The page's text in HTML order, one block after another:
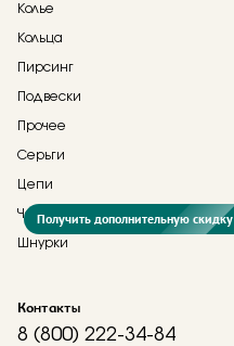
Колье
Кольца
Пирсинг
Подвески
Прочее
Серьги
Цепи
Часы
Шнурки
Контакты
8 (800) 222-34-84
Получить дополнительную скидку